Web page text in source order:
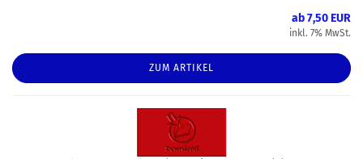
ab 7,50 EUR
inkl. 7% MwSt.
ZUM ARTIKEL